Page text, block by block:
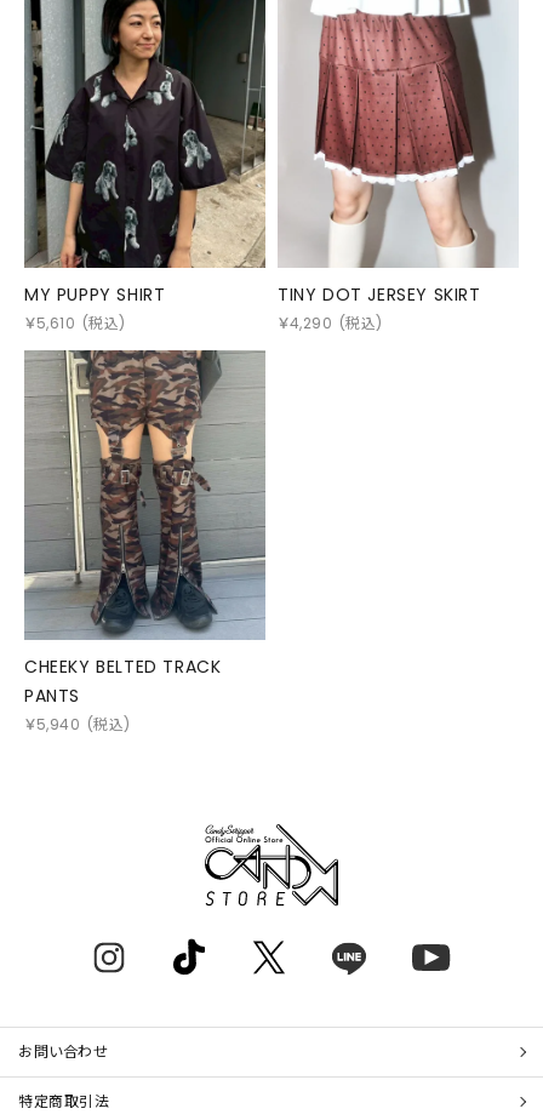
MY PUPPY SHIRT
￥5,610 (税込)
TINY DOT JERSEY SKIRT
￥4,290 (税込)
CHEEKY BELTED TRACK
PANTS
￥5,940 (税込)
お問い合わせ
特定商取引法